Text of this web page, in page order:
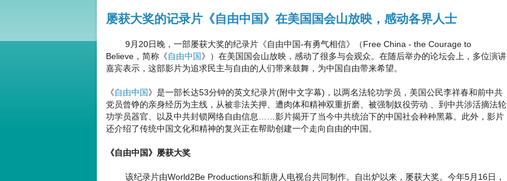
屡获大奖的记录片《自由中国》在美国国会山放映，感动各界人士
9月20日晚，一部屡获大奖的纪录片《自由中国-有勇气相信》（Free China - the Courage to
Believe，简称《自由中国》）在美国国会山放映，感动了很多与会观众。在随后举办的论坛会上，多位演讲
嘉宾表示，这部影片为追求民主与自由的人们带来鼓舞，为中国自由带来希望。
《自由中国》是一部长达53分钟的英文纪录片(附中文字幕)，以两名法轮功学员，美国公民李祥春和前中共
党员曾铮的亲身经历为主线，从被非法关押、遭肉体和精神双重折磨、被强制奴役劳动 、到中共涉活摘法轮
功学员器官、以及中共封锁网络自由信息……影片揭开了当今中共统治下的中国社会种种黑幕。此外，影片
还介绍了传统中国文化和精神的复兴正在帮助创建一个走向自由的中国。
《自由中国》屡获大奖
该纪录片由World2Be Productions和新唐人电视台共同制作。自出炉以来，屡获大奖。今年5月16日，